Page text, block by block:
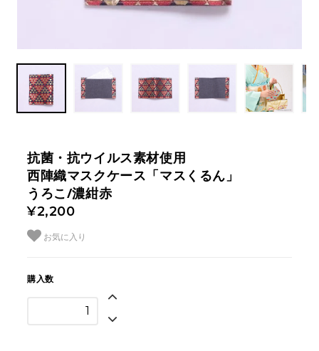
抗菌・抗ウイルス素材使用
西陣織マスクケース「マスくるん」
うろこ/濃紺赤
¥2,200
お気に入り
購入数